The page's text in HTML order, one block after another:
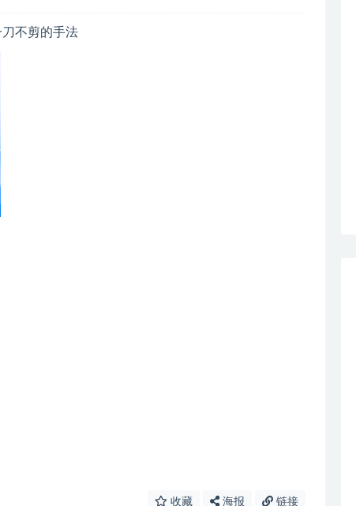
不剪的手法
收藏 海报 链接